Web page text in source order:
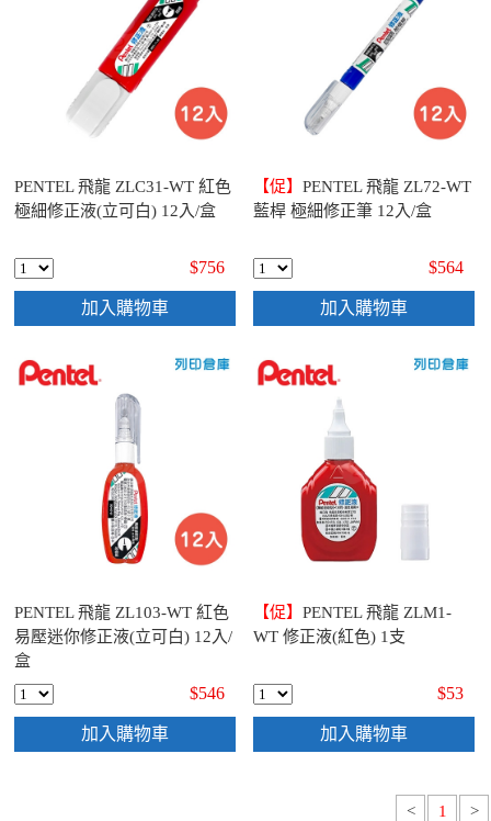
PENTEL 飛龍 ZLC31-WT 紅色
極細修正液(立可白) 12入/盒
$756
加入購物車
【促】PENTEL 飛龍 ZL72-WT
藍桿 極細修正筆 12入/盒
$564
加入購物車
PENTEL 飛龍 ZL103-WT 紅色
易壓迷你修正液(立可白) 12入/
盒
$546
加入購物車
【促】PENTEL 飛龍 ZLM1-
WT 修正液(紅色) 1支
$53
加入購物車
< 1 >